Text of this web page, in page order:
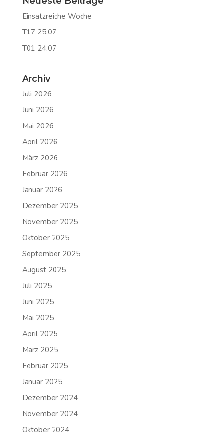
Einsatzreiche Woche
T17 25.07
T01 24.07
Archiv
Juli 2026
Juni 2026
Mai 2026
April 2026
März 2026
Februar 2026
Januar 2026
Dezember 2025
November 2025
Oktober 2025
September 2025
August 2025
Juli 2025
Juni 2025
Mai 2025
April 2025
März 2025
Februar 2025
Januar 2025
Dezember 2024
November 2024
Oktober 2024